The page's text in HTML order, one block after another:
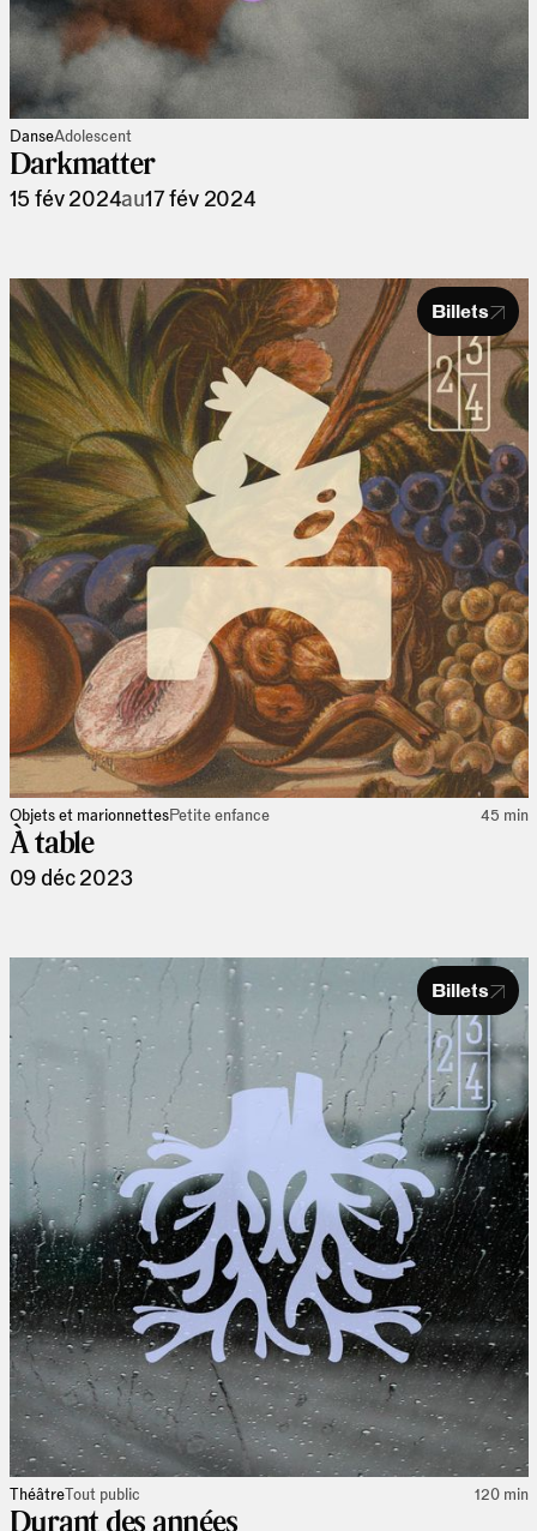
DanseAdolescent
Darkmatter
15 fév 2024au17 fév 2024
Objets et marionnettesPetite enfance 45 min
À table
09 déc 2023
Billets
ThéâtreTout public 120 min
Durant des années
Billets